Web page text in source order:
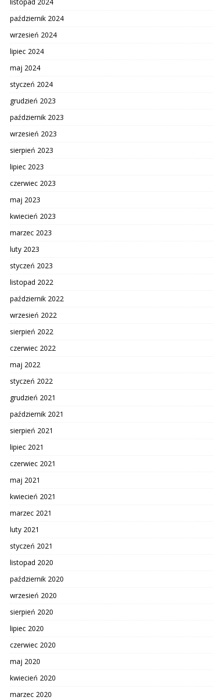
listopad 2024
październik 2024
wrzesień 2024
lipiec 2024
maj 2024
styczeń 2024
grudzień 2023
październik 2023
wrzesień 2023
sierpień 2023
lipiec 2023
czerwiec 2023
maj 2023
kwiecień 2023
marzec 2023
luty 2023
styczeń 2023
listopad 2022
październik 2022
wrzesień 2022
sierpień 2022
czerwiec 2022
maj 2022
styczeń 2022
grudzień 2021
październik 2021
sierpień 2021
lipiec 2021
czerwiec 2021
maj 2021
kwiecień 2021
marzec 2021
luty 2021
styczeń 2021
listopad 2020
październik 2020
wrzesień 2020
sierpień 2020
lipiec 2020
czerwiec 2020
maj 2020
kwiecień 2020
marzec 2020